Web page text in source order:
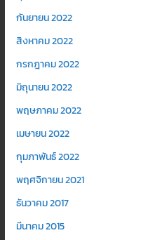
กันยายน 2022
สิงหาคม 2022
กรกฎาคม 2022
มิถุนายน 2022
พฤษภาคม 2022
เมษายน 2022
กุมภาพันธ์ 2022
พฤศจิกายน 2021
ธันวาคม 2017
มีนาคม 2015